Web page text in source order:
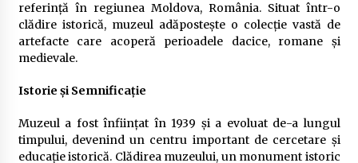
referință în regiunea Moldova, România. Situat într-o
clădire istorică, muzeul adăpostește o colecție vastă de
artefacte care acoperă perioadele dacice, romane și
medievale.
Istorie și Semnificație
Muzeul a fost înființat în 1939 și a evoluat de-a lungul
timpului, devenind un centru important de cercetare și
educație istorică. Clădirea muzeului, un monument istoric